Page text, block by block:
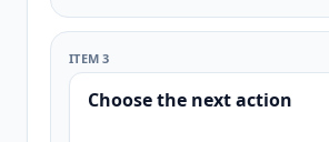
ITEM 3